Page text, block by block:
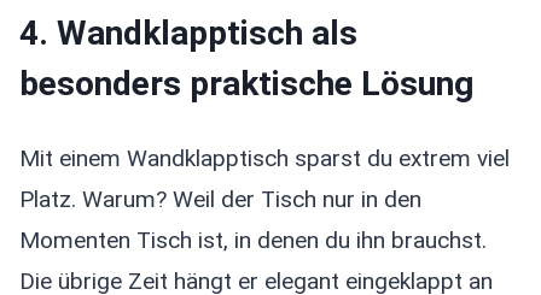
4. Wandklapptisch als
besonders praktische Lösung
Mit einem Wandklapptisch sparst du extrem viel
Platz. Warum? Weil der Tisch nur in den
Momenten Tisch ist, in denen du ihn brauchst.
Die übrige Zeit hängt er elegant eingeklappt an